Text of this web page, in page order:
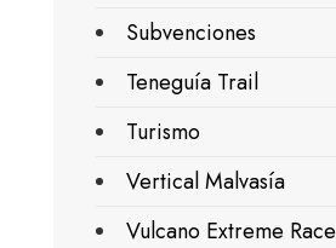
Subvenciones
Teneguía Trail
Turismo
Vertical Malvasía
Vulcano Extreme Race